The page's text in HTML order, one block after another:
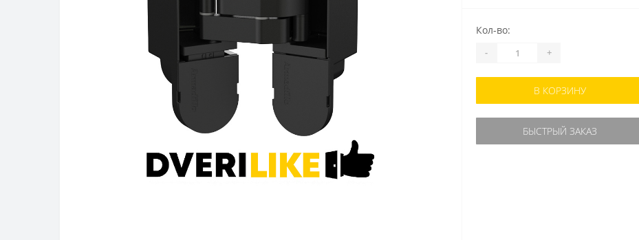
Кол-во:
- +
В КОРЗИНУ
БЫСТРЫЙ ЗАКАЗ